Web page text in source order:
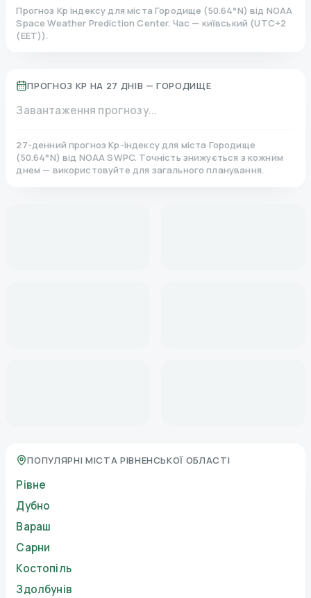
Прогноз Kp індексу для міста Городище (50.64°N)від NOAA
Space Weather Prediction Center. Час — київський (UTC+2
(EET)).
ПРОГНОЗ KP НА 27 ДНІВ — ГОРОДИЩЕ
Завантаження прогнозу...
27-денний прогноз Kp-індексу для міста Городище
(50.64°N)від NOAA SWPC. Точність знижується з кожним
днем — використовуйте для загального планування.
ПОПУЛЯРНІ МІСТА РІВНЕНСЬКОЇ ОБЛАСТІ
Рівне
Дубно
Вараш
Сарни
Костопіль
Здолбунів